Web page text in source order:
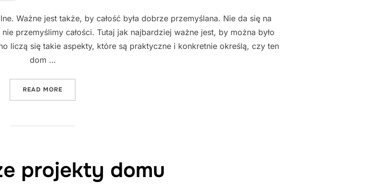
Ważne jest także, by całość była dobrze przemyślana. Nie da się na
przemyślimy całości. Tutaj jak najbardziej ważne jest, by można było
liczą się takie aspekty, które są praktyczne i konkretnie określą, czy ten
dom …
READ MORE
projekty domu